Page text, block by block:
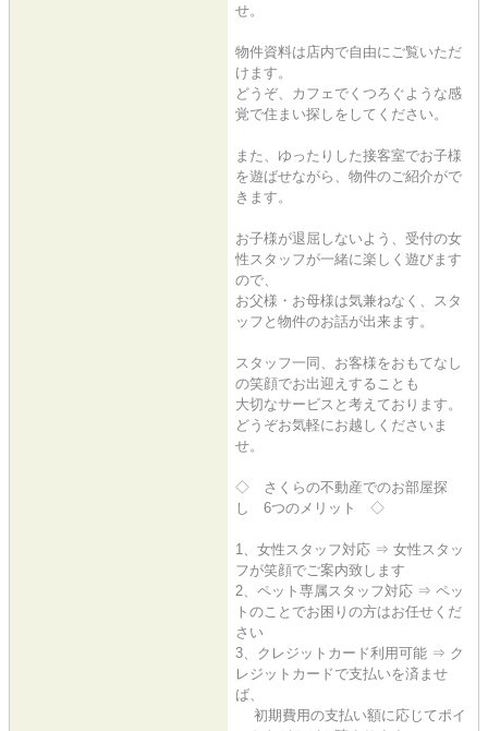
せ。
物件資料は店内で自由にご覧いただ
けます。
どうぞ、カフェでくつろぐような感
覚で住まい探しをしてください。
また、ゆったりした接客室でお子様
を遊ばせながら、物件のご紹介がで
きます。
お子様が退屈しないよう、受付の女
性スタッフが一緒に楽しく遊びます
ので、
お父様・お母様は気兼ねなく、スタ
ッフと物件のお話が出来ます。
スタッフ一同、お客様をおもてなし
の笑顔でお出迎えすることも
大切なサービスと考えております。
どうぞお気軽にお越しくださいま
せ。
◇ さくらの不動産でのお部屋探
し 6つのメリット ◇
1、女性スタッフ対応 ⇒ 女性スタッ
フが笑顔でご案内致します
2、ペット専属スタッフ対応 ⇒ ペッ
トのことでお困りの方はお任せくだ
さい
3、クレジットカード利用可能 ⇒ ク
レジットカードで支払いを済ませ
ば、
初期費用の支払い額に応じてポイ